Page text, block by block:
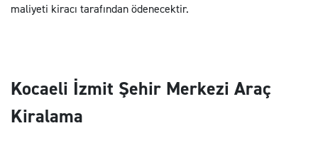
maliyeti kiracı tarafından ödenecektir.
Kocaeli İzmit Şehir Merkezi Araç
Kiralama